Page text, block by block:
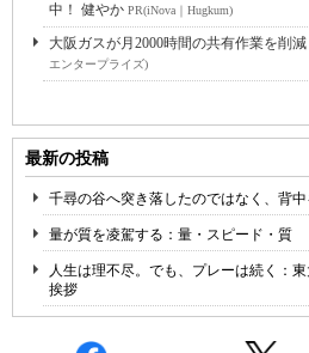
中！ 健やか PR(iNova｜Hugkum)
大阪ガスが月2000時間の共有作業を削
エンタープライズ)
最新の投稿
千尋の谷へ突き落したのではなく、背
量が質を凌駕する：量・スピード・質
人生は理不尽。でも、プレーは続く：
挨拶